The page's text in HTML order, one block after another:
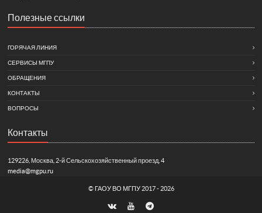
Полезные ссылки
ГОРЯЧАЯ ЛИНИЯ
СЕРВИСЫ МГПУ
ОБРАЩЕНИЯ
КОНТАКТЫ
ВОПРОСЫ
Контакты
129226, Москва, 2-й Сельскохозяйственный проезд, 4
media@mgpu.ru
© ГАОУ ВО МГПУ 2017 - 2026